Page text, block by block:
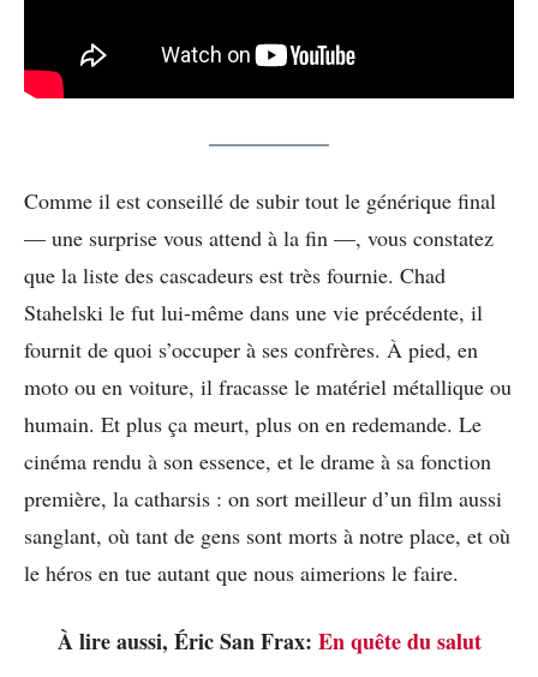
Comme il est conseillé de subir tout le générique final
— une surprise vous attend à la fin —, vous constatez
que la liste des cascadeurs est très fournie. Chad
Stahelski le fut lui-même dans une vie précédente, il
fournit de quoi s’occuper à ses confrères. À pied, en
moto ou en voiture, il fracasse le matériel métallique ou
humain. Et plus ça meurt, plus on en redemande. Le
cinéma rendu à son essence, et le drame à sa fonction
première, la catharsis : on sort meilleur d’un film aussi
sanglant, où tant de gens sont morts à notre place, et où
le héros en tue autant que nous aimerions le faire.
À lire aussi, Éric San Frax: En quête du salut